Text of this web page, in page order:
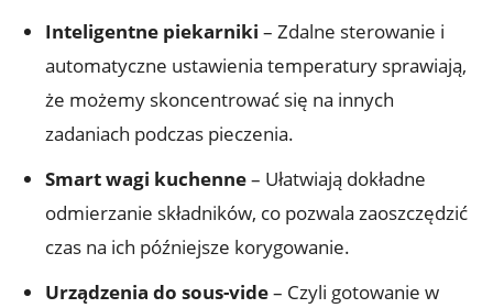
Inteligentne piekarniki – Zdalne sterowanie i
automatyczne ustawienia temperatury sprawiają,
że możemy skoncentrować się na innych
zadaniach podczas pieczenia.
Smart wagi kuchenne– Ułatwiają dokładne
odmierzanie składników, co pozwala zaoszczędzić
czas na ich późniejsze korygowanie.
Urządzenia do sous-vide– Czyli gotowanie w